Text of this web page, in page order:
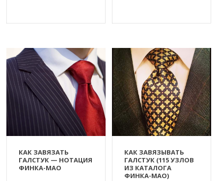
КАК ЗАВЯЗАТЬ
ГАЛСТУК — НОТАЦИЯ
ФИНКА-МАО
КАК ЗАВЯЗЫВАТЬ
ГАЛСТУК (115 УЗЛОВ
ИЗ КАТАЛОГА
ФИНКА-МАО)